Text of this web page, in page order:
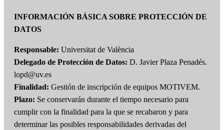
INFORMACIÓN BÁSICA SOBRE PROTECCIÓN DE
DATOS
Responsable: Universitat de València
Delegado de Protección de Datos: D. Javier Plaza Penadés.
lopd@uv.es
Finalidad: Gestión de inscripción de equipos MOTIVEM.
Plazo: Se conservarán durante el tiempo necesario para
cumplir con la finalidad para la que se recabaron y para
determinar las posibles responsabilidades derivadas del